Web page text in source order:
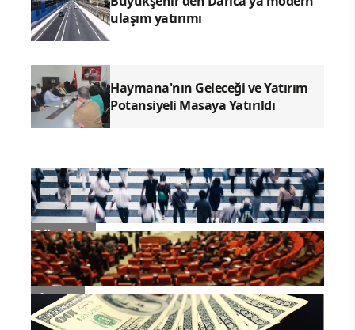
ulaşım yatırımı
Haymana'nın Geleceği ve Yatırım
Potansiyeli Masaya Yatırıldı
Gündem
Siyaset